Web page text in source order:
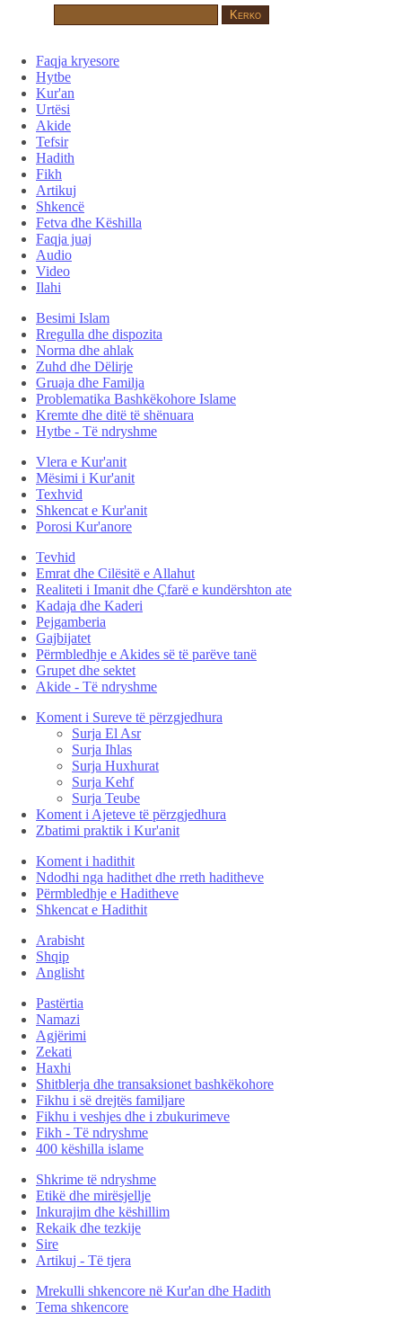
Faqja kryesore
Hytbe
Kur'an
Urtësi
Akide
Tefsir
Hadith
Fikh
Artikuj
Shkencë
Fetva dhe Këshilla
Faqja juaj
Audio
Video
Ilahi
Besimi Islam
Rregulla dhe dispozita
Norma dhe ahlak
Zuhd dhe Dëlirje
Gruaja dhe Familja
Problematika Bashkëkohore Islame
Kremte dhe ditë të shënuara
Hytbe - Të ndryshme
Vlera e Kur'anit
Mësimi i Kur'anit
Texhvid
Shkencat e Kur'anit
Porosi Kur'anore
Tevhid
Emrat dhe Cilësitë e Allahut
Realiteti i Imanit dhe Çfarë e kundërshton ate
Kadaja dhe Kaderi
Pejgamberia
Gajbijatet
Përmbledhje e Akides së të parëve tanë
Grupet dhe sektet
Akide - Të ndryshme
Koment i Sureve të përzgjedhura
Surja El Asr
Surja Ihlas
Surja Huxhurat
Surja Kehf
Surja Teube
Koment i Ajeteve të përzgjedhura
Zbatimi praktik i Kur'anit
Koment i hadithit
Ndodhi nga hadithet dhe rreth haditheve
Përmbledhje e Haditheve
Shkencat e Hadithit
Arabisht
Shqip
Anglisht
Pastërtia
Namazi
Agjërimi
Zekati
Haxhi
Shitblerja dhe transaksionet bashkëkohore
Fikhu i së drejtës familjare
Fikhu i veshjes dhe i zbukurimeve
Fikh - Të ndryshme
400 këshilla islame
Shkrime të ndryshme
Etikë dhe mirësjellje
Inkurajim dhe këshillim
Rekaik dhe tezkije
Sire
Artikuj - Të tjera
Mrekulli shkencore në Kur'an dhe Hadith
Tema shkencore